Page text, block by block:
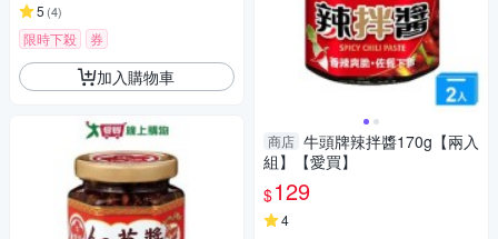
5 (4)
限時下殺 券
加入購物車
商店 牛頭牌辣拌醬170g【兩入
組】【愛買】
$129
4